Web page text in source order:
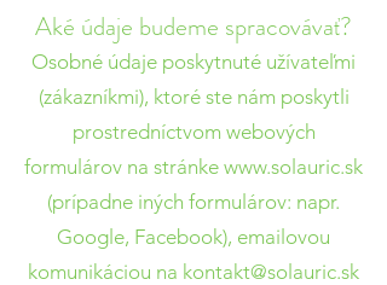
Aké údaje budeme spracovávať?
Osobné údaje poskytnuté užívateľmi
(zákazníkmi), ktoré ste nám poskytli
prostredníctvom webových
formulárov na stránke www.solauric.sk
(prípadne iných formulárov: napr.
Google, Facebook), emailovou
komunikáciou na kontakt@solauric.sk